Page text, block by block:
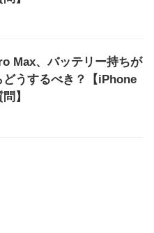
Max、バッテリー持ちが
どうするべき？【iPhone
】